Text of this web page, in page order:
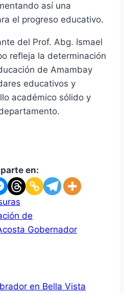
así una
el progreso educativo.
del Prof. Abg. Ismael
refleja la determinación
de Amambay
educativos y
académico sólido y
en:
de
Gobernador
en Bella Vista